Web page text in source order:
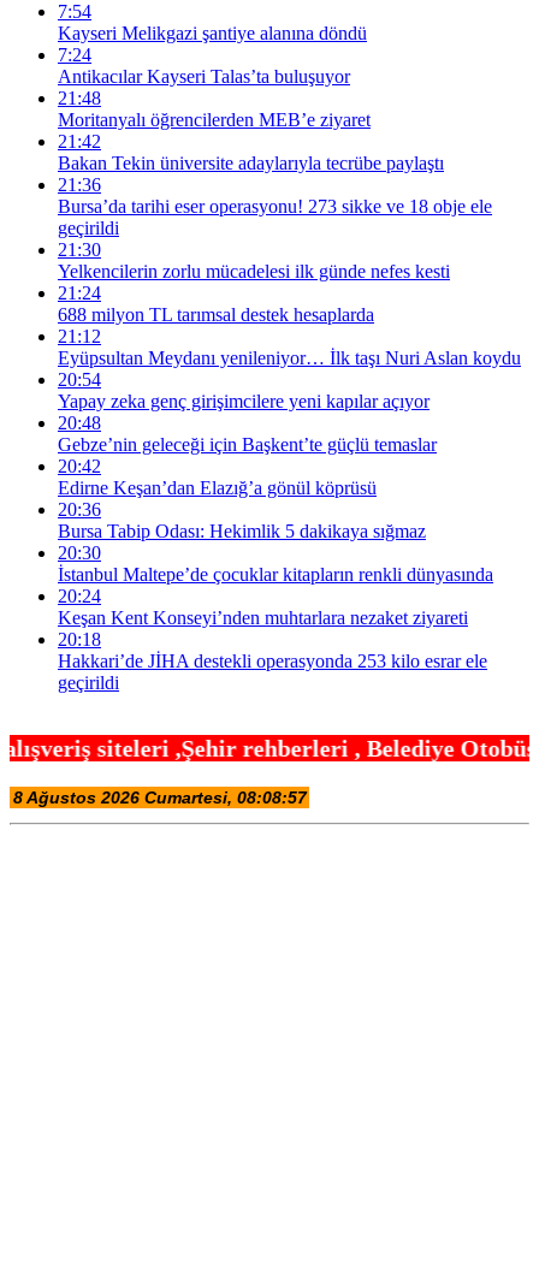
7:54
Kayseri Melikgazi şantiye alanına döndü
7:24
Antikacılar Kayseri Talas’ta buluşuyor
21:48
Moritanyalı öğrencilerden MEB’e ziyaret
21:42
Bakan Tekin üniversite adaylarıyla tecrübe paylaştı
21:36
Bursa’da tarihi eser operasyonu! 273 sikke ve 18 obje ele
geçirildi
21:30
Yelkencilerin zorlu mücadelesi ilk günde nefes kesti
21:24
688 milyon TL tarımsal destek hesaplarda
21:12
Eyüpsultan Meydanı yenileniyor… İlk taşı Nuri Aslan koydu
20:54
Yapay zeka genç girişimcilere yeni kapılar açıyor
20:48
Gebze’nin geleceği için Başkent’te güçlü temaslar
20:42
Edirne Keşan’dan Elazığ’a gönül köprüsü
20:36
Bursa Tabip Odası: Hekimlik 5 dakikaya sığmaz
20:30
İstanbul Maltepe’de çocuklar kitapların renkli dünyasında
20:24
Keşan Kent Konseyi’nden muhtarlara nezaket ziyareti
20:18
Hakkari’de JİHA destekli operasyonda 253 kilo esrar ele
geçirildi
,Şehir rehberleri , Belediye